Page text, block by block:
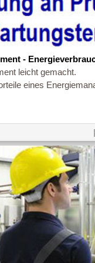
-
leicht gemacht.
eines